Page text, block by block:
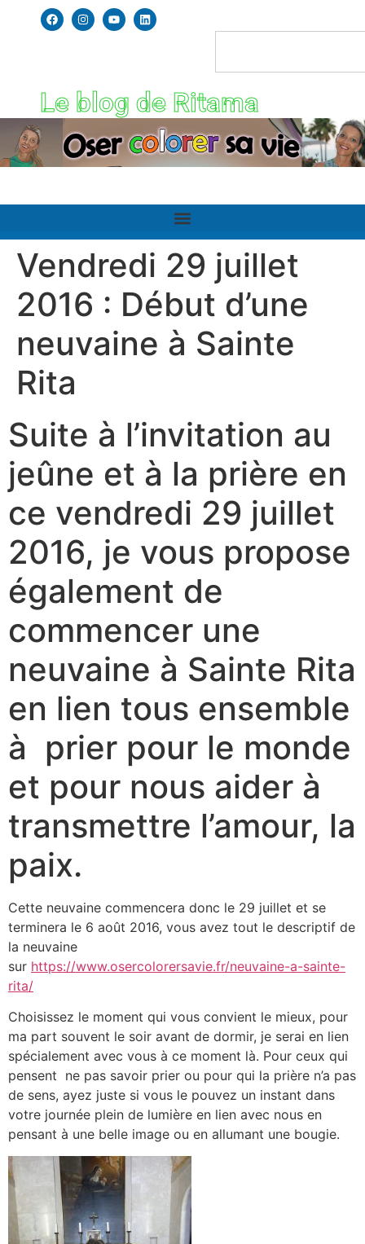
Le blog de Ritama
Vendredi 29 juillet
2016 : Début d’une
neuvaine à Sainte
Rita
Suite à l’invitation au
jeûne et à la prière en
ce vendredi 29 juillet
2016, je vous propose
également de
commencer une
neuvaine à Sainte Rita
en lien tous ensemble
à prier pour le monde
et pour nous aider à
transmettre l’amour, la
paix.
Cette neuvaine commencera donc le 29 juillet et se
terminera le 6 août 2016, vous avez tout le descriptif de
la neuvaine
sur https://www.osercolorersavie.fr/neuvaine-a-sainte-
rita/
Choisissez le moment qui vous convient le mieux, pour
ma part souvent le soir avant de dormir, je serai en lien
spécialement avec vous à ce moment là. Pour ceux qui
pensent ne pas savoir prier ou pour qui la prière n’a pas
de sens, ayez juste si vous le pouvez un instant dans
votre journée plein de lumière en lien avec nous en
pensant à une belle image ou en allumant une bougie.